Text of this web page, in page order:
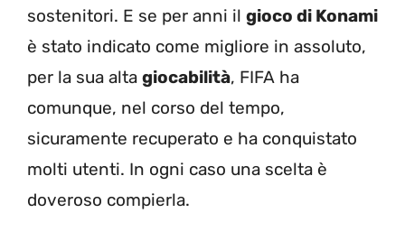
sostenitori. E se per anni il gioco di Konami
è stato indicato come migliore in assoluto,
per la sua alta giocabilità, FIFA ha
comunque, nel corso del tempo,
sicuramente recuperato e ha conquistato
molti utenti. In ogni caso una scelta è
doveroso compierla.